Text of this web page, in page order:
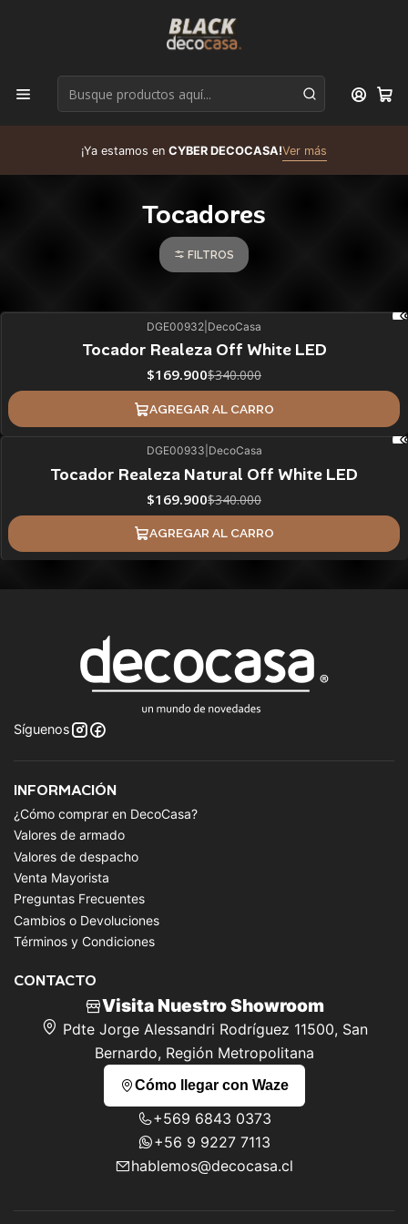
¡Ya estamos en CYBER DECOCASA!Ver más
Tocadores
FILTROS
DGE00932 DecoCasa
Tocador Realeza Off White LED
$169.900$340.000
AGREGAR AL CARRO
DGE00933 DecoCasa
Tocador Realeza Natural Off White LED
$169.900$340.000
AGREGAR AL CARRO
Síguenos
INFORMACIÓN
¿Cómo comprar en DecoCasa?
Valores de armado
Valores de despacho
Venta Mayorista
Preguntas Frecuentes
Cambios o Devoluciones
Términos y Condiciones
CONTACTO
Visita Nuestro Showroom
Pdte Jorge Alessandri Rodríguez 11500, San
Bernardo, Región Metropolitana
Cómo llegar con Waze
+569 6843 0373
+56 9 9227 7113
hablemos@decocasa.cl